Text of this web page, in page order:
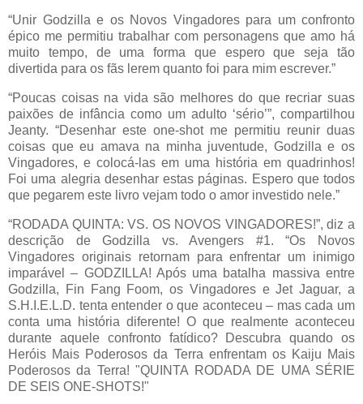
“Unir Godzilla e os Novos Vingadores para um confronto
épico me permitiu trabalhar com personagens que amo há
muito tempo, de uma forma que espero que seja tão
divertida para os fãs lerem quanto foi para mim escrever.”
“Poucas coisas na vida são melhores do que recriar suas
paixões de infância como um adulto ‘sério’”, compartilhou
Jeanty. “Desenhar este one-shot me permitiu reunir duas
coisas que eu amava na minha juventude, Godzilla e os
Vingadores, e colocá-las em uma história em quadrinhos!
Foi uma alegria desenhar estas páginas. Espero que todos
que pegarem este livro vejam todo o amor investido nele.”
“RODADA QUINTA: VS. OS NOVOS VINGADORES!”, diz a
descrição de Godzilla vs. Avengers #1. “Os Novos
Vingadores originais retornam para enfrentar um inimigo
imparável – GODZILLA! Após uma batalha massiva entre
Godzilla, Fin Fang Foom, os Vingadores e Jet Jaguar, a
S.H.I.E.L.D. tenta entender o que aconteceu – mas cada um
conta uma história diferente! O que realmente aconteceu
durante aquele confronto fatídico? Descubra quando os
Heróis Mais Poderosos da Terra enfrentam os Kaiju Mais
Poderosos da Terra! "QUINTA RODADA DE UMA SÉRIE
DE SEIS ONE-SHOTS!"